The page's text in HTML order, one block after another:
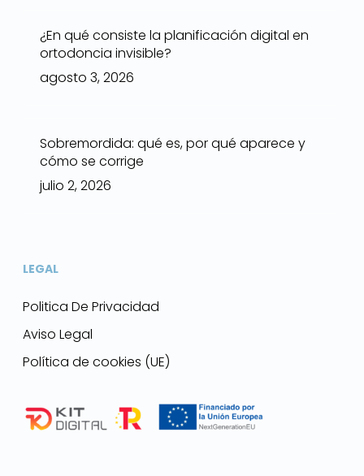
¿En qué consiste la planificación digital en
ortodoncia invisible?
agosto 3, 2026
Sobremordida: qué es, por qué aparece y
cómo se corrige
julio 2, 2026
LEGAL
Politica De Privacidad
Aviso Legal
Política de cookies (UE)